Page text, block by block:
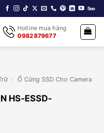
Hotline mua hàng
0982879677
› Ổ Cứng SSD Cho Camera
HS-ESSD-